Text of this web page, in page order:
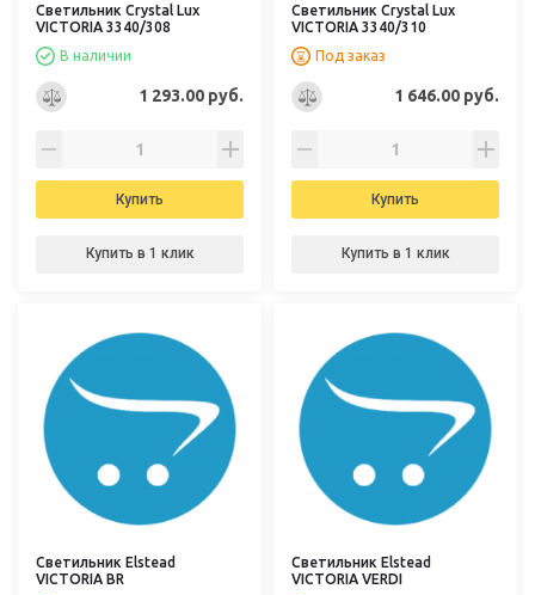
Светильник Crystal Lux
VICTORIA 3340/308
В наличии
1 293.00 руб.
Купить
Купить в 1 клик
Светильник Crystal Lux
VICTORIA 3340/310
Под заказ
1 646.00 руб.
Купить
Купить в 1 клик
Светильник Elstead
VICTORIA BR
Светильник Elstead
VICTORIA VERDI